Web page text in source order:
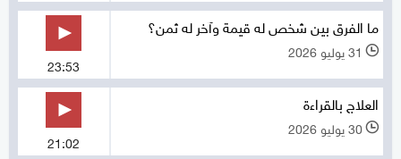
ما الفرق بين شخص له قيمة وآخر له ثمن؟
l 31 يوليو 2026
23:53
العلاج بالقراءة
l 30 يوليو 2026
21:02